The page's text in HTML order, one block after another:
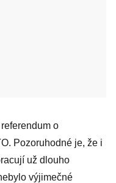
o
Pozoruhodné je, že i
už dlouho
výjimečné